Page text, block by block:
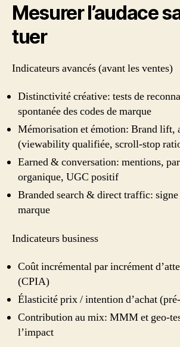
Mesurer l’audace
tuer
Indicateurs avancés (avant les ventes)
Distinctivité créative: tests de
spontanée des codes de marque
Mémorisation et émotion: Brand lift,
(viewability qualifiée, scroll‑stop
Earned & conversation: mentions,
organique, UGC positif
Branded search & direct traffic: signe
marque
Indicateurs business
Coût incrémental par incrément
(CPIA)
Élasticité prix / intention d’achat
Contribution au mix: MMM et
l’impact